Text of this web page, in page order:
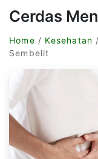
Cerdas
Home / Kesehatan
Sembelit